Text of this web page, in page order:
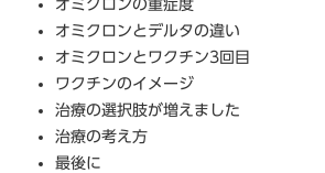
オミクロンの重症度
オミクロンとデルタの違い
オミクロンとワクチン3回目
ワクチンのイメージ
治療の選択肢が増えました
治療の考え方
最後に